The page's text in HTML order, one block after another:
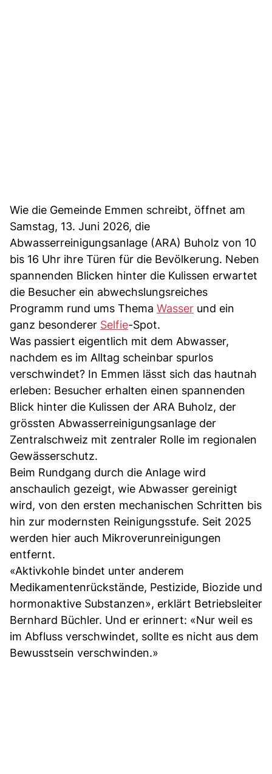
Wie die Gemeinde Emmen schreibt, öffnet am
Samstag, 13. Juni 2026, die
Abwasserreinigungsanlage (ARA) Buholz von 10
bis 16 Uhr ihre Türen für die Bevölkerung. Neben
spannenden Blicken hinter die Kulissen erwartet
die Besucher ein abwechslungsreiches
Programm rund ums Thema Wasser und ein
ganz besonderer Selfie-Spot.
Was passiert eigentlich mit dem Abwasser,
nachdem es im Alltag scheinbar spurlos
verschwindet? In Emmen lässt sich das hautnah
erleben: Besucher erhalten einen spannenden
Blick hinter die Kulissen der ARA Buholz, der
grössten Abwasserreinigungsanlage der
Zentralschweiz mit zentraler Rolle im regionalen
Gewässerschutz.
Beim Rundgang durch die Anlage wird
anschaulich gezeigt, wie Abwasser gereinigt
wird, von den ersten mechanischen Schritten bis
hin zur modernsten Reinigungsstufe. Seit 2025
werden hier auch Mikroverunreinigungen
entfernt.
«Aktivkohle bindet unter anderem
Medikamentenrückstände, Pestizide, Biozide und
hormonaktive Substanzen», erklärt Betriebsleiter
Bernhard Büchler. Und er erinnert: «Nur weil es
im Abfluss verschwindet, sollte es nicht aus dem
Bewusstsein verschwinden.»